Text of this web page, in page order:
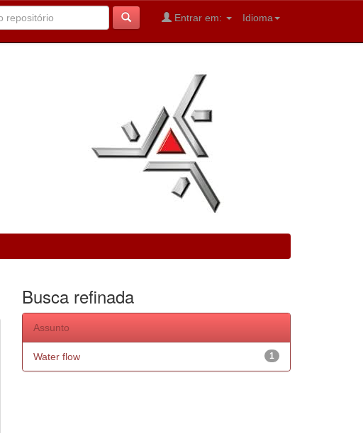
Idioma
Entrar em:
Busca refinada
Assunto
1
Water flow